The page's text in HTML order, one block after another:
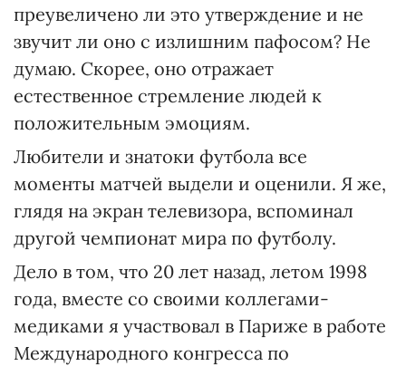
преувеличено ли это утверждение и не
звучит ли оно с излишним пафосом? Не
думаю. Скорее, оно отражает
естественное стремление людей к
положительным эмоциям.
Любители и знатоки футбола все
моменты матчей выдели и оценили. Я же,
глядя на экран телевизора, вспоминал
другой чемпионат мира по футболу.
Дело в том, что 20 лет назад, летом 1998
года, вместе со своими коллегами-
медиками я участвовал в Париже в работе
Международного конгресса по